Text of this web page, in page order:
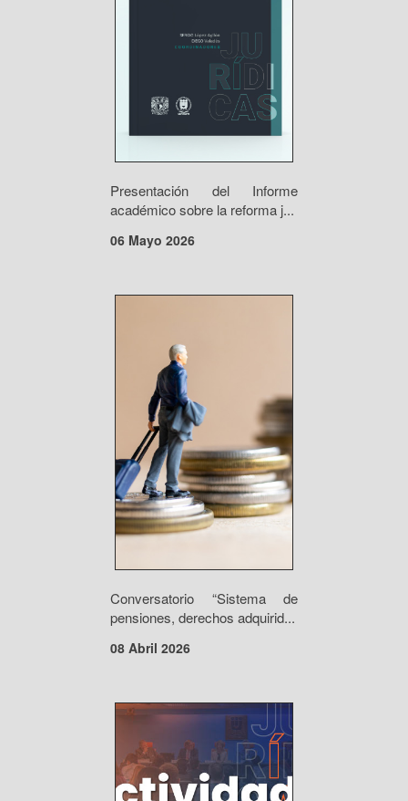
Presentación del Informe
académico sobre la reforma j...
06 Mayo 2026
Conversatorio “Sistema de
pensiones, derechos adquirid...
08 Abril 2026